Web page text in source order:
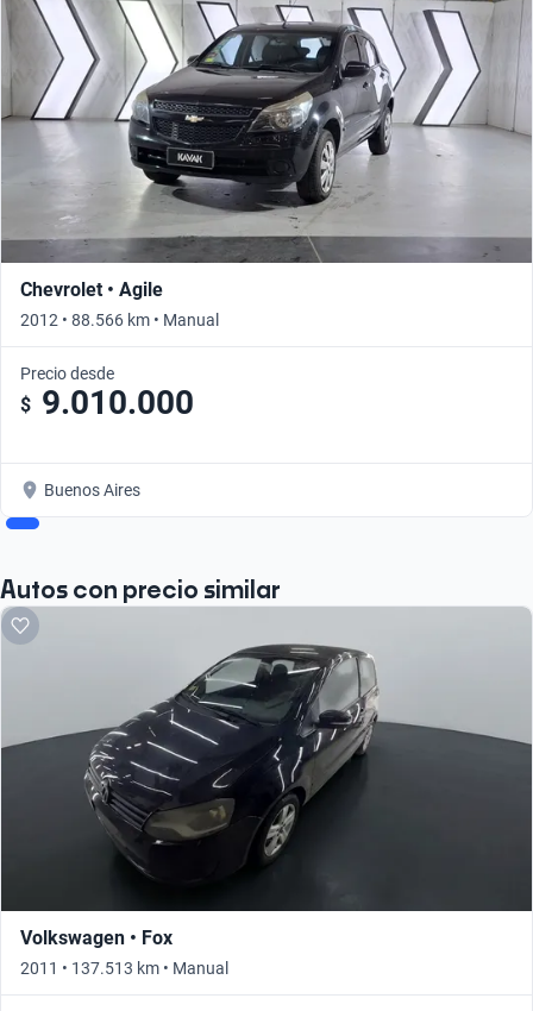
Chevrolet • Agile
2012 • 88.566 km • Manual
Precio desde
$ 9.010.000
Buenos Aires
Autos con precio similar
Volkswagen • Fox
2011 • 137.513 km • Manual